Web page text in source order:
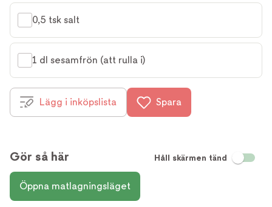
0,5 tsk salt
1 dl sesamfrön (att rulla i)
Lägg i inköpslista Spara
Gör så här Håll skärmen tänd
Öppna matlagningsläget